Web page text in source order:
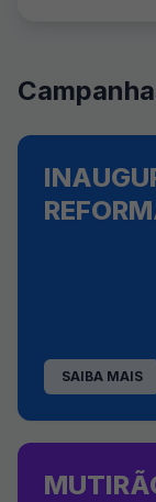
SAIBA MAIS